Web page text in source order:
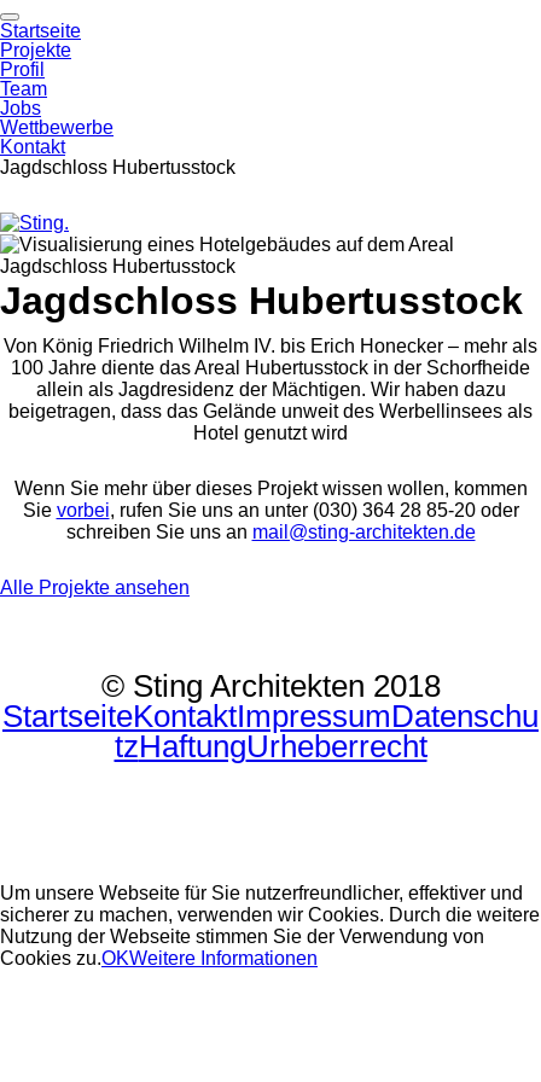
Startseite
Projekte
Profil
Team
Jobs
Wettbewerbe
Kontakt
Jagdschloss Hubertusstock
Skip
to
primary
navigation
Skip
to
content
Jagdschloss Hubertusstock
Von König Friedrich Wilhelm IV. bis Erich Honecker – mehr als
100 Jahre diente das Areal Hubertusstock in der Schorfheide
allein als Jagdresidenz der Mächtigen. Wir haben dazu
beigetragen, dass das Gelände unweit des Werbellinsees als
Hotel genutzt wird
Wenn Sie mehr über dieses Projekt wissen wollen, kommen
Sie vorbei, rufen Sie uns an unter (030) 364 28 85-20 oder
schreiben Sie uns an mail@sting-​architekten.de
Alle Projekte ansehen
© Sting Architekten 2018
StartseiteKontaktImpressumDatenschu
tzHaftungUrheberrecht
Um unsere Webseite für Sie nutzerfreundlicher, effektiver und
sicherer zu machen, verwenden wir Cookies. Durch die weitere
Nutzung der Webseite stimmen Sie der Verwendung von
Cookies zu.OKWeitere Informationen